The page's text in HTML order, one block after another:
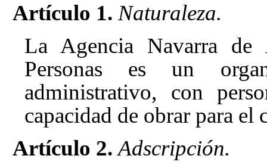
Artículo 1. Naturaleza.
La Agencia Navarra
Personas es un
administrativo, con
capacidad de obrar para
Artículo 2. Adscripción.